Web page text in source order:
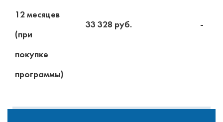
12 месяцев
(при
покупке
программы)
33 328 руб. -